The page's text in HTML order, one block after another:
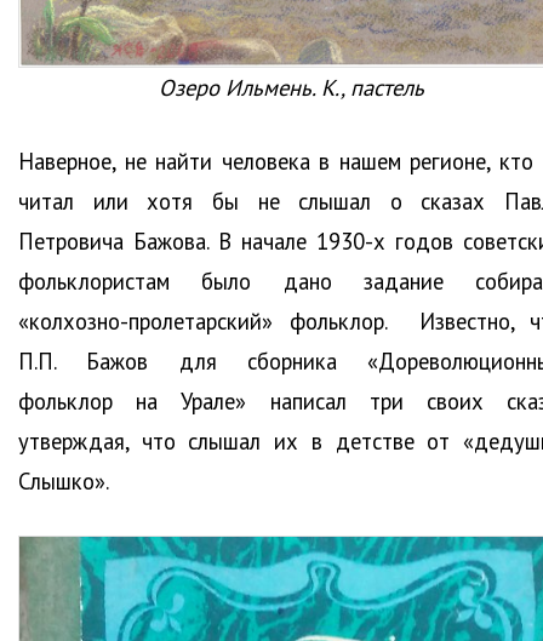
Озеро Ильмень. К., пастель
Наверное, не найти человека в нашем регионе, кто
читал или хотя бы не слышал о сказах
Петровича Бажова. В начале 1930-х годов
фольклористам было дано задание
«колхозно-пролетарский» фольклор. Известно,
П.П. Бажов для сборника
фольклор на Урале» написал три своих
утверждая, что слышал их в детстве от
Слышко».